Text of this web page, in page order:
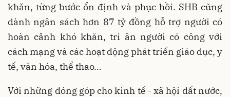
khăn, từng bước ổn định và phục hồi. SHB cũng
dành ngân sách hơn 87 tỷ đồng hỗ trợ người có
hoàn cảnh khó khăn, tri ân người có công với
cách mạng và các hoạt động phát triển giáo dục, y
tế, văn hóa, thể thao…
Với những đóng góp cho kinh tế - xã hội đất nước,